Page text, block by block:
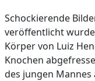
Schockierende
veröffentlicht
Körper von Luiz
Knochen
des jungen